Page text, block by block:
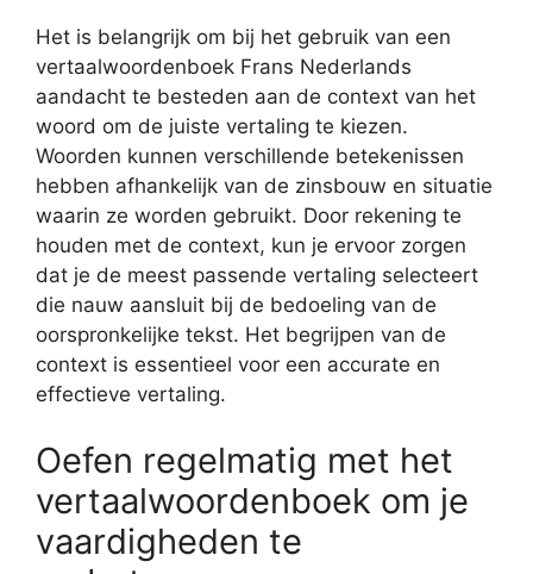
Het is belangrijk om bij het gebruik van een
vertaalwoordenboek Frans Nederlands
aandacht te besteden aan de context van het
woord om de juiste vertaling te kiezen.
Woorden kunnen verschillende betekenissen
hebben afhankelijk van de zinsbouw en situatie
waarin ze worden gebruikt. Door rekening te
houden met de context, kun je ervoor zorgen
dat je de meest passende vertaling selecteert
die nauw aansluit bij de bedoeling van de
oorspronkelijke tekst. Het begrijpen van de
context is essentieel voor een accurate en
effectieve vertaling.
Oefen regelmatig met het
vertaalwoordenboek om je
vaardigheden te